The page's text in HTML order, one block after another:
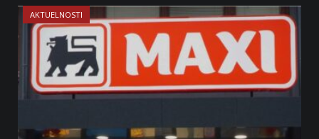
AKTUELNOSTI